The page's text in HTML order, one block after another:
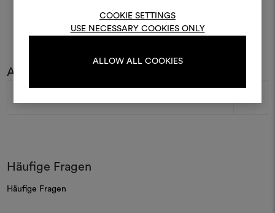
COOKIE SETTINGS
USE NECESSARY COOKIES ONLY
ALLOW ALL COOKIES
Abonnieren Sie unseren Newsletter
Häufige Fragen
Häufige Fragen